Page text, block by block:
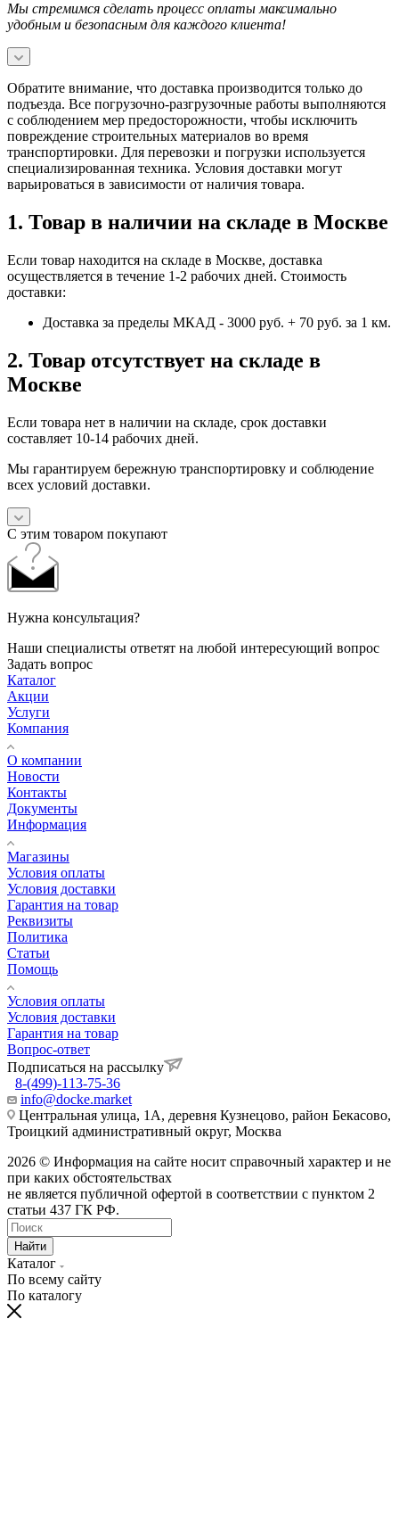
Мы стремимся сделать процесс оплаты максимально
удобным и безопасным для каждого клиента!
Обратите внимание, что доставка производится только до
подъезда. Все погрузочно-разгрузочные работы выполняются
с соблюдением мер предосторожности, чтобы исключить
повреждение строительных материалов во время
транспортировки. Для перевозки и погрузки используется
специализированная техника. Условия доставки могут
варьироваться в зависимости от наличия товара.
1. Товар в наличии на складе в Москве
Если товар находится на складе в Москве, доставка
осуществляется в течение 1-2 рабочих дней. Стоимость
доставки:
Доставка за пределы МКАД - 3000 руб. + 70 руб. за 1 км.
2. Товар отсутствует на складе в
Москве
Если товара нет в наличии на складе, срок доставки
составляет 10-14 рабочих дней.
Мы гарантируем бережную транспортировку и соблюдение
всех условий доставки.
С этим товаром покупают
Нужна консультация?
Наши специалисты ответят на любой интересующий вопрос
Задать вопрос
Каталог
Акции
Услуги
Компания
О компании
Новости
Контакты
Документы
Информация
Магазины
Условия оплаты
Условия доставки
Гарантия на товар
Реквизиты
Политика
Статьи
Помощь
Условия оплаты
Условия доставки
Гарантия на товар
Вопрос-ответ
Подписаться на рассылку
8-(499)-113-75-36
info@docke.market
Центральная улица, 1А, деревня Кузнецово, район Бекасово,
Троицкий административный округ, Москва
2026 © Информация на сайте носит справочный характер и не
при каких обстоятельствах
не является публичной офертой в соответствии с пунктом 2
статьи 437 ГК РФ.
Найти
Каталог
По всему сайту
По каталогу